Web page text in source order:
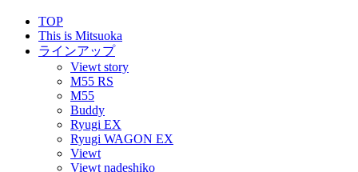
TOP
This is Mitsuoka
ラインアップ
Viewt story
M55 RS
M55
Buddy
Ryugi EX
Ryugi WAGON EX
Viewt
Viewt nadeshiko